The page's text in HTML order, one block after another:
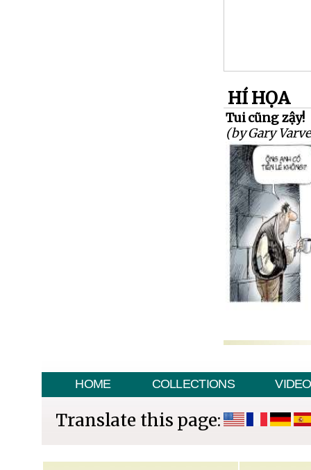
HÍ HỌA
Tui cũng zậy!
(by Gary
HOME COLLECTIONS VIDEO
Translate this page: